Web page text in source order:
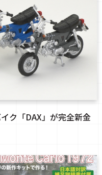
ク「DAX」が完全新金